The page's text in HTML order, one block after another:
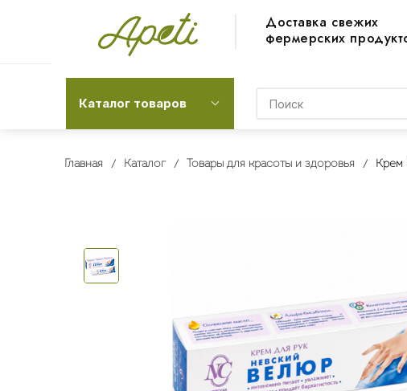
Доставка свежих
фермерских
Каталог товаров
Главная Каталог Товары для красоты и здоровья Крем